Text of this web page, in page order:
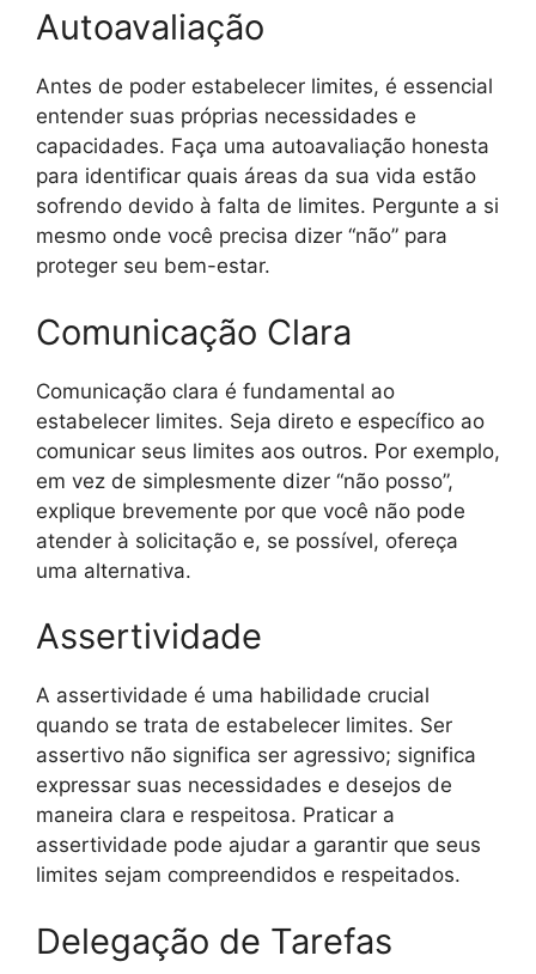
Autoavaliação
Antes de poder estabelecer limites, é essencial
entender suas próprias necessidades e
capacidades. Faça uma autoavaliação honesta
para identificar quais áreas da sua vida estão
sofrendo devido à falta de limites. Pergunte a si
mesmo onde você precisa dizer “não” para
proteger seu bem-estar.
Comunicação Clara
Comunicação clara é fundamental ao
estabelecer limites. Seja direto e específico ao
comunicar seus limites aos outros. Por exemplo,
em vez de simplesmente dizer “não posso”,
explique brevemente por que você não pode
atender à solicitação e, se possível, ofereça
uma alternativa.
Assertividade
A assertividade é uma habilidade crucial
quando se trata de estabelecer limites. Ser
assertivo não significa ser agressivo; significa
expressar suas necessidades e desejos de
maneira clara e respeitosa. Praticar a
assertividade pode ajudar a garantir que seus
limites sejam compreendidos e respeitados.
Delegação de Tarefas